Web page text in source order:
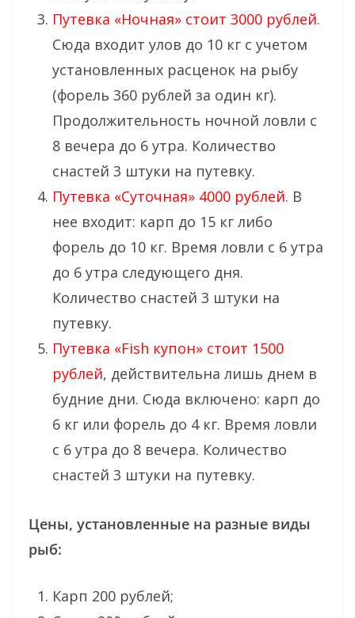
Путевка «Ночная» стоит 3000 рублей.
Сюда входит улов до 10 кг с учетом
установленных расценок на рыбу
(форель 360 рублей за один кг).
Продолжительность ночной ловли с
8 вечера до 6 утра. Количество
снастей 3 штуки на путевку.
Путевка «Суточная» 4000 рублей. В
нее входит: карп до 15 кг либо
форель до 10 кг. Время ловли с 6 утра
до 6 утра следующего дня.
Количество снастей 3 штуки на
путевку.
Путевка «Fish купон» стоит 1500
рублей, действительна лишь днем в
будние дни. Сюда включено: карп до
6 кг или форель до 4 кг. Время ловли
с 6 утра до 8 вечера. Количество
снастей 3 штуки на путевку.
Цены, установленные на разные виды
рыб:
Карп 200 рублей;